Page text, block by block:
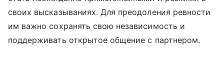
своих высказываниях. Для преодоления ревности
им важно сохранять свою независимость и
поддерживать открытое общение с партнером.